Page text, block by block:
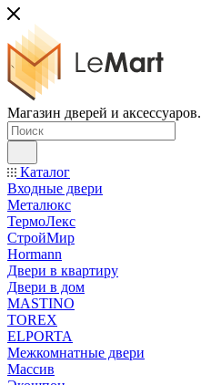
Магазин дверей и аксессуаров.
Каталог
Входные двери
Металюкс
ТермоЛекс
СтройМир
Hormann
Двери в квартиру
Двери в дом
MASTINO
TOREX
ELPORTA
Межкомнатные двери
Массив